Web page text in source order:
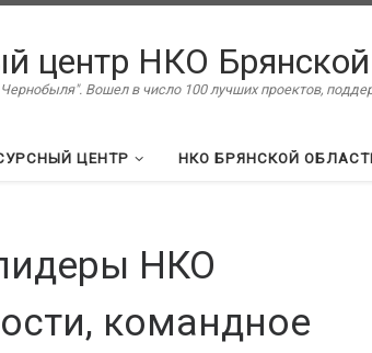
центр НКО
Вошел в число 100 лучших проектов,
ЦЕНТР НКО БРЯНСКОЙ
НКО
командное